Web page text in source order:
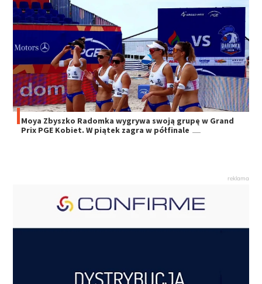
Moya Zbyszko Radomka wygrywa swoją grupę w Grand
Prix PGE Kobiet. W piątek zagra w półfinale